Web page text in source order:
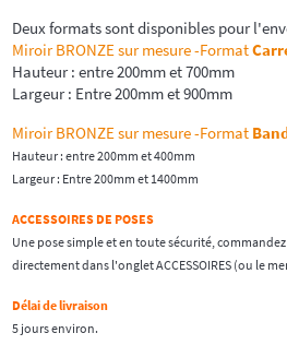
Deux formats sont disponibles pour
Miroir BRONZE sur mesure -Format
Hauteur : entre 200mm et 700mm
Largeur : Entre 200mm et 900mm
Miroir BRONZE sur mesure -Format
Hauteur : entre 200mm et 400mm
Largeur : Entre 200mm et 1400mm
ACCESSOIRES DE POSES
Une pose simple et en toute sécurité,
directement dans l'onglet ACCESSOIRES (ou le
Délai de livraison
5 jours environ.